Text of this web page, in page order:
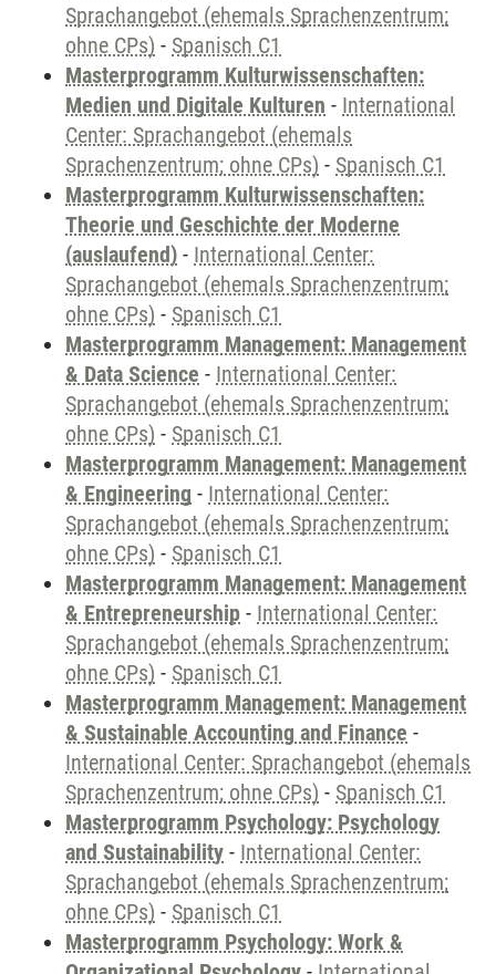
Sprachangebot (ehemals Sprachenzentrum;
ohne CPs) - Spanisch C1
Masterprogramm Kulturwissenschaften:
Medien und Digitale Kulturen - International
Center: Sprachangebot (ehemals
Sprachenzentrum; ohne CPs) - Spanisch C1
Masterprogramm Kulturwissenschaften:
Theorie und Geschichte der Moderne
(auslaufend) - International Center:
Sprachangebot (ehemals Sprachenzentrum;
ohne CPs) - Spanisch C1
Masterprogramm Management: Management
& Data Science - International Center:
Sprachangebot (ehemals Sprachenzentrum;
ohne CPs) - Spanisch C1
Masterprogramm Management: Management
& Engineering - International Center:
Sprachangebot (ehemals Sprachenzentrum;
ohne CPs) - Spanisch C1
Masterprogramm Management: Management
& Entrepreneurship - International Center:
Sprachangebot (ehemals Sprachenzentrum;
ohne CPs) - Spanisch C1
Masterprogramm Management: Management
& Sustainable Accounting and Finance -
International Center: Sprachangebot (ehemals
Sprachenzentrum; ohne CPs) - Spanisch C1
Masterprogramm Psychology: Psychology
and Sustainability - International Center:
Sprachangebot (ehemals Sprachenzentrum;
ohne CPs) - Spanisch C1
Masterprogramm Psychology: Work &